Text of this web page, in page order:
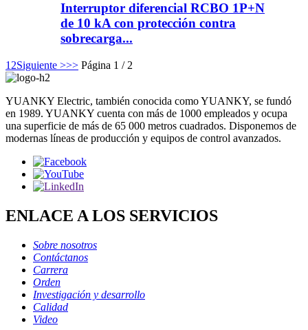
Interruptor diferencial RCBO 1P+N
de 10 kA con protección contra
sobrecarga...
1 2Siguiente >>> Página 1 / 2
YUANKY Electric, también conocida como YUANKY, se fundó
en 1989. YUANKY cuenta con más de 1000 empleados y ocupa
una superficie de más de 65 000 metros cuadrados. Disponemos de
modernas líneas de producción y equipos de control avanzados.
ENLACE A LOS SERVICIOS
Sobre nosotros
Contáctanos
Carrera
Orden
Investigación y desarrollo
Calidad
Video